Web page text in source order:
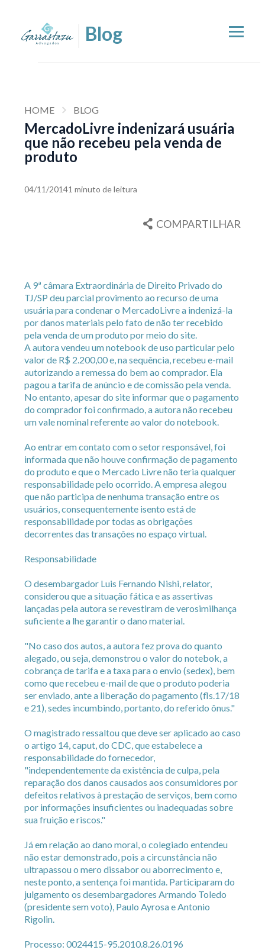
HOME BLOG
MercadoLivre indenizará usuária
que não recebeu pela venda de
produto
04/11/20141 minuto de leitura
COMPARTILHAR
A 9ª câmara Extraordinária de Direito Privado do
TJ/SP deu parcial provimento ao recurso de uma
usuária para condenar o MercadoLivre a indenizá-la
por danos materiais pelo fato de não ter recebido
pela venda de um produto por meio do site.
A autora vendeu um notebook de uso particular pelo
valor de R$ 2.200,00 e, na sequência, recebeu e-mail
autorizando a remessa do bem ao comprador. Ela
pagou a tarifa de anúncio e de comissão pela venda.
No entanto, apesar do site informar que o pagamento
do comprador foi confirmado, a autora não recebeu
um vale nominal referente ao valor do notebook.
Ao entrar em contato com o setor responsável, foi
informada que não houve confirmação de pagamento
do produto e que o Mercado Livre não teria qualquer
responsabilidade pelo ocorrido. A empresa alegou
que não participa de nenhuma transação entre os
usuários, consequentemente isento está de
responsabilidade por todas as obrigações
decorrentes das transações no espaço virtual.
Responsabilidade
O desembargador Luis Fernando Nishi, relator,
considerou que a situação fática e as assertivas
lançadas pela autora se revestiram de verosimilhança
suficiente a lhe garantir o dano material.
"No caso dos autos, a autora fez prova do quanto
alegado, ou seja, demonstrou o valor do notebok, a
cobrança de tarifa e a taxa para o envio (sedex), bem
como que recebeu e-mail de que o produto poderia
ser enviado, ante a liberação do pagamento (fls.17/18
e 21), sedes incumbindo, portanto, do referido ônus."
O magistrado ressaltou que deve ser aplicado ao caso
o artigo 14, caput, do CDC, que estabelece a
responsabilidade do fornecedor,
"independentemente da existência de culpa, pela
reparação dos danos causados aos consumidores por
defeitos relativos à prestação de serviços, bem como
por informações insuficientes ou inadequadas sobre
sua fruição e riscos."
Já em relação ao dano moral, o colegiado entendeu
não estar demonstrado, pois a circunstância não
ultrapassou o mero dissabor ou aborrecimento e,
neste ponto, a sentença foi mantida. Participaram do
julgamento os desembargadores Armando Toledo
(presidente sem voto), Paulo Ayrosa e Antonio
Rigolin.
Processo: 0024415-95.2010.8.26.0196